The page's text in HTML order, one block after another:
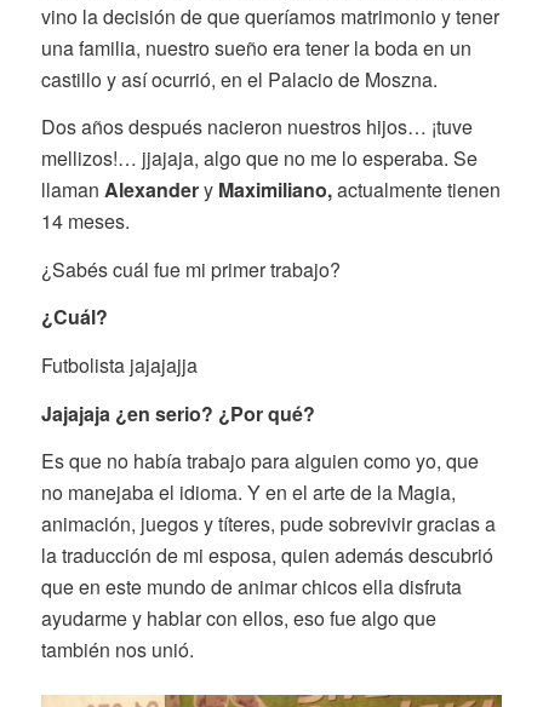
vino la decisión de que queríamos matrimonio y tener
una familia, nuestro sueño era tener la boda en un
castillo y así ocurrió, en el Palacio de Moszna.
Dos años después nacieron nuestros hijos… ¡tuve
mellizos!… jjajaja, algo que no me lo esperaba. Se
llaman Alexandery Maximiliano,actualmente tienen
14 meses.
¿Sabés cuál fue mi primer trabajo?
¿Cuál?
Futbolista jajajajja
Jajajaja ¿en serio? ¿Por qué?
Es que no había trabajo para alguien como yo, que
no manejaba el idioma. Y en el arte de la Magia,
animación, juegos y títeres, pude sobrevivir gracias a
la traducción de mi esposa, quien además descubrió
que en este mundo de animar chicos ella disfruta
ayudarme y hablar con ellos, eso fue algo que
también nos unió.